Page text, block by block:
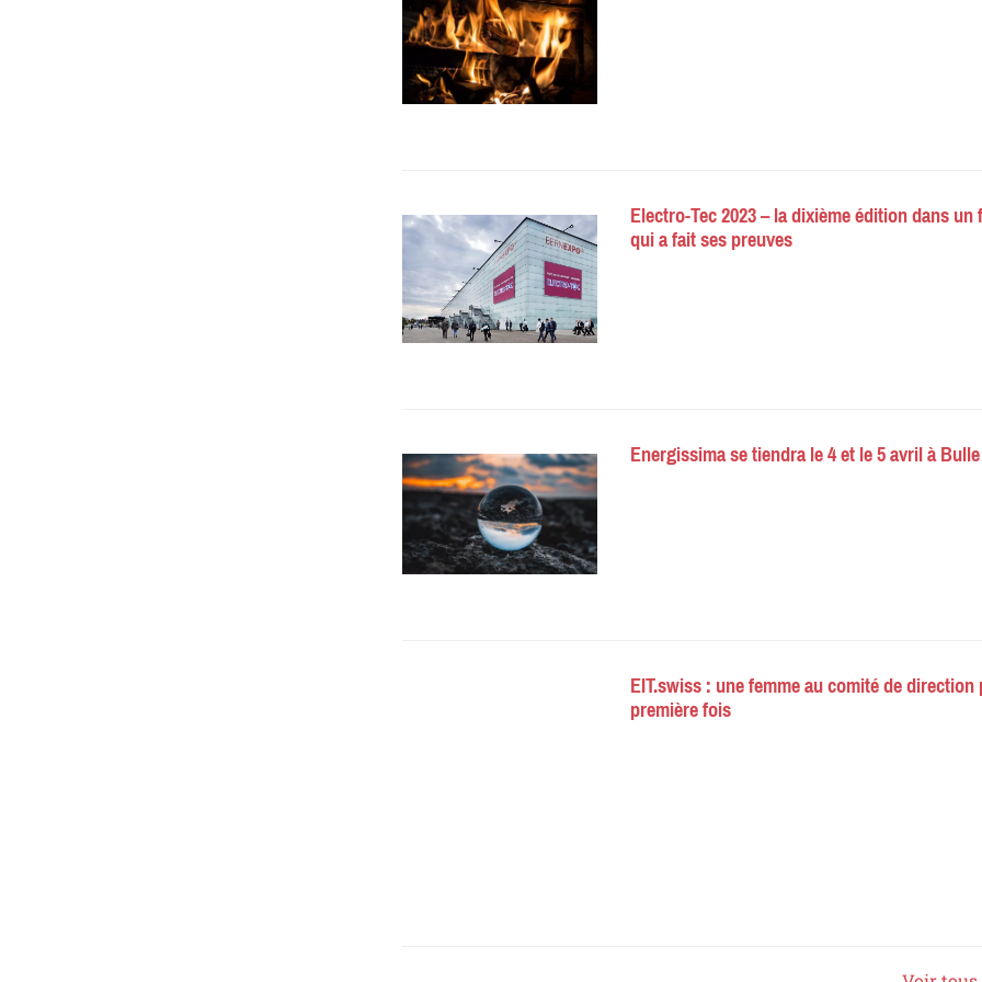
Electro-Tec 2023 – la dixième édition dans
qui a fait ses preuves
Energissima se tiendra le 4 et le 5 avril à Bulle
EIT.swiss : une femme au comité de
première fois